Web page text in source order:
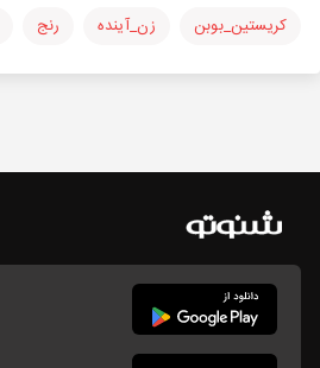
کریستین_بوبن زن_آینده رنج